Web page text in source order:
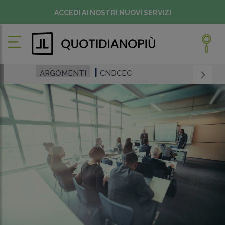
ACCEDI AI NOSTRI NUOVI SERVIZI
ARGOMENTI CNDCEC